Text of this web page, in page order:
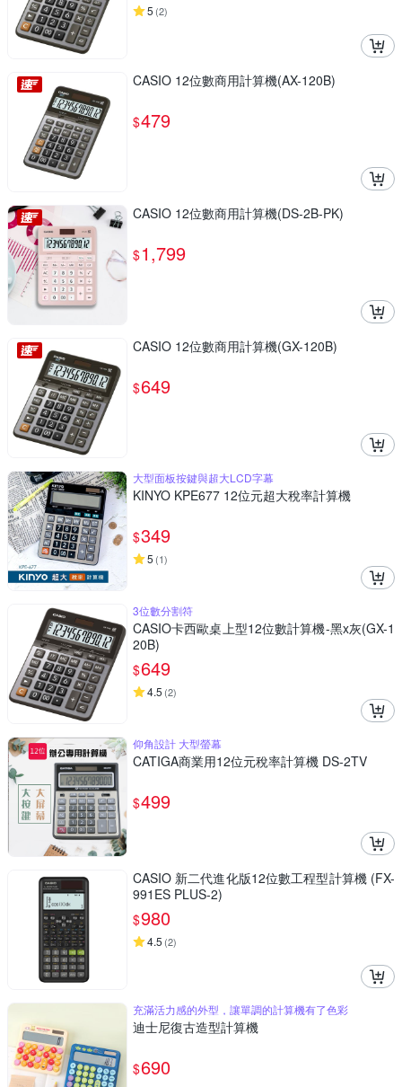
5 (2)
CASIO 12位數商用計算機(AX-120B)
$479
CASIO 12位數商用計算機(DS-2B-PK)
$1,799
CASIO 12位數商用計算機(GX-120B)
$649
大型面板按鍵與超大LCD字幕
KINYO KPE677 12位元超大稅率計算機
$349
5 (1)
3位數分割符
CASIO卡西歐桌上型12位數計算機-黑x灰(GX-1
20B)
$649
4.5 (2)
仰角設計 大型螢幕
CATIGA商業用12位元稅率計算機 DS-2TV
$499
CASIO 新二代進化版12位數工程型計算機 (FX-
991ES PLUS-2)
$980
4.5 (2)
充滿活力感的外型，讓單調的計算機有了色彩
迪士尼復古造型計算機
$690